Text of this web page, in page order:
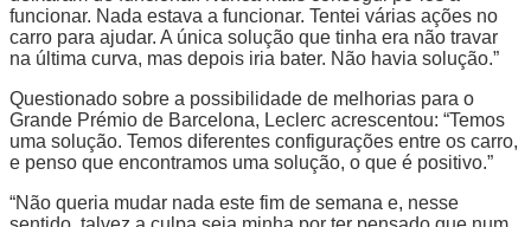
funcionar. Nada estava a funcionar. Tentei várias ações no
carro para ajudar. A única solução que tinha era não travar
na última curva, mas depois iria bater. Não havia solução.”
Questionado sobre a possibilidade de melhorias para o
Grande Prémio de Barcelona, Leclerc acrescentou: “Temos
uma solução. Temos diferentes configurações entre os carro,
e penso que encontramos uma solução, o que é positivo.”
“Não queria mudar nada este fim de semana e, nesse